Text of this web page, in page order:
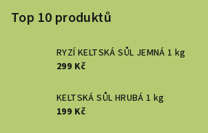
Top 10 produktů
RYZÍ KELTSKÁ SŮL JEMNÁ 1 kg
299 Kč
KELTSKÁ SŮL HRUBÁ 1 kg
199 Kč